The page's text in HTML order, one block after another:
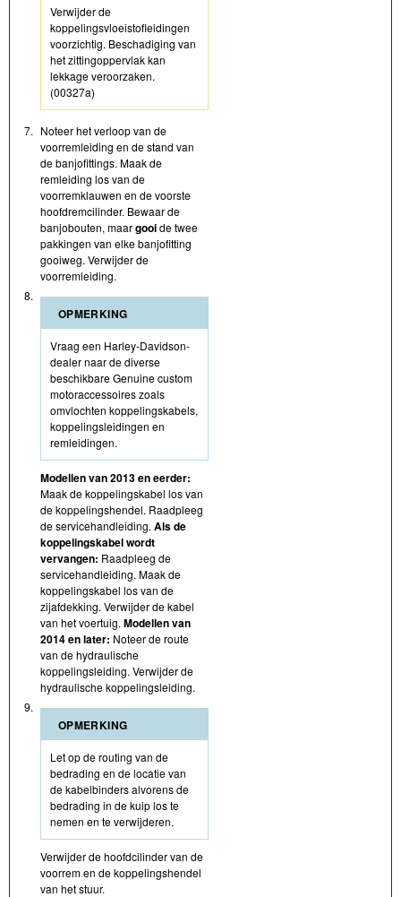
Verwijder de
koppelingsvloeistofleidingen
voorzichtig. Beschadiging van
het zittingoppervlak kan
lekkage veroorzaken.
(00327a)
7. Noteer het verloop van de
voorremleiding en de stand van
de banjofittings. Maak de
remleiding los van de
voorremklauwen en de voorste
hoofdremcilinder. Bewaar de
banjobouten, maargooide twee
pakkingen van elke banjofitting
gooiweg. Verwijder de
voorremleiding.
8.
OPMERKING
Vraag een Harley-Davidson-
dealer naar de diverse
beschikbare Genuine custom
motoraccessoires zoals
omvlochten koppelingskabels,
koppelingsleidingen en
remleidingen.
Modellen van 2013 en eerder:
Maak de koppelingskabel los van
de koppelingshendel. Raadpleeg
de servicehandleiding. Als de
koppelingskabel wordt
vervangen: Raadpleeg de
servicehandleiding. Maak de
koppelingskabel los van de
zijafdekking. Verwijder de kabel
van het voertuig. Modellen van
2014 en later: Noteer de route
van de hydraulische
koppelingsleiding. Verwijder de
hydraulische koppelingsleiding.
9.
OPMERKING
Let op de routing van de
bedrading en de locatie van
de kabelbinders alvorens de
bedrading in de kuip los te
nemen en te verwijderen.
Verwijder de hoofdcilinder van de
voorrem en de koppelingshendel
van het stuur.